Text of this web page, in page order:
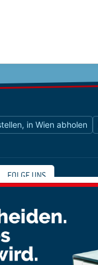
in Wien abholen